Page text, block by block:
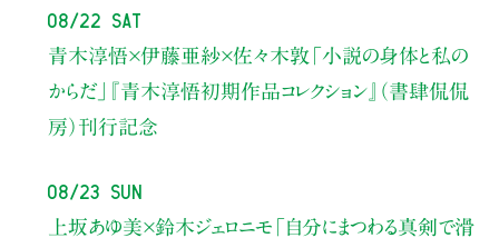
08/22 Sat
青木淳悟×伊藤亜紗×佐々木敦 「小説の身体と私の
からだ」
『青木淳悟初期作品コレクション』（書肆侃侃
房）刊行記念
08/23 Sun
上坂あゆ美×鈴木ジェロニモ 「自分にまつわる真剣で滑